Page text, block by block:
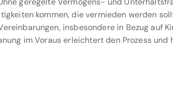
kommen, die vermieden werden
insbesondere in Bezug auf
im Voraus erleichtert den Prozess und